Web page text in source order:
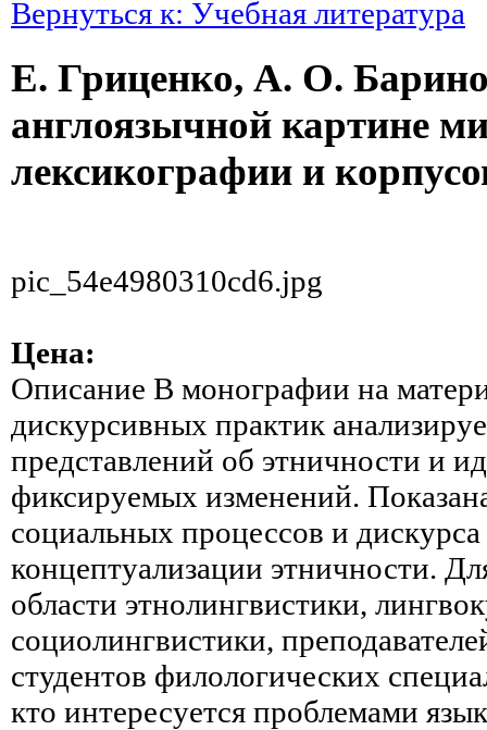
Вернуться к: Учебная литература
Е. Гриценко, А. О.
англоязычной картине
лексикографии и
pic_54e4980310cd6.jpg
Цена:
Описание В монографии на
дискурсивных практик
представлений об этничности и
фиксируемых изменений.
социальных процессов и
концептуализации этничности.
области этнолингвистики,
социолингвистики,
студентов филологических
кто интересуется проблемами